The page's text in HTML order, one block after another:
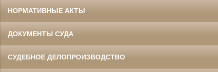
НОРМАТИВНЫЕ АКТЫ
ДОКУМЕНТЫ СУДА
СУДЕБНОЕ ДЕЛОПРОИЗВОДСТВО